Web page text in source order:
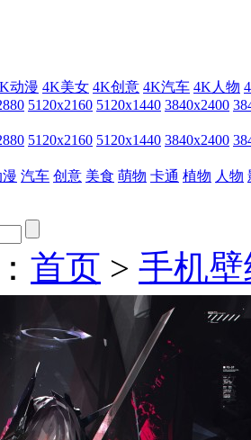
动漫 4K美女 4K创意 4K汽车 4K人物
5120x2160 5120x1440 3840x2400
5120x2160 5120x1440 3840x2400
汽车 创意 美食 萌物 卡通 植物 人物
首页 > 手机